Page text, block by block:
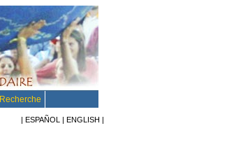
Recherche
| ESPAÑOL | ENGLISH |